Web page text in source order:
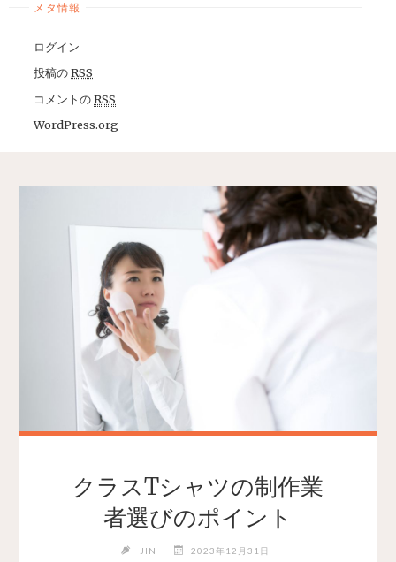
メタ情報
ログイン
投稿のRSS
コメントのRSS
WordPress.org
クラスTシャツの制作業
者選びのポイント
JIN 2023年12月31日